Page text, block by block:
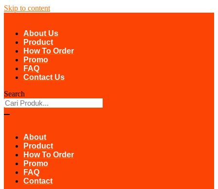
Skip to content
About Us
Product
How To Order
Promo
FAQ
Contact Us
Search
About
Product
How To Order
Promo
FAQ
Contact